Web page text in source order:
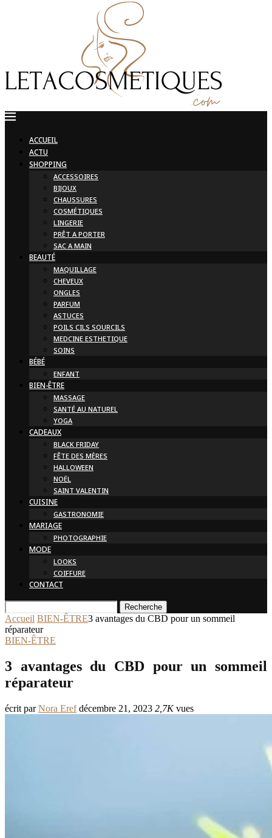
ACCUEIL
ACTU
SHOPPING
ACCESSOIRES
BIJOUX
CHAUSSURES
COSMÉTIQUES
LINGERIE
PRÊT A PORTER
SAC A MAIN
BEAUTÉ
MAQUILLAGE
CHEVEUX
ONGLES
PARFUM
ASTUCES
POILS CILS SOURCILS
MEDCINE ESTHETIQUE
SOINS
BÉBÉ
ENFANT
BIEN-ÊTRE
MASSAGE
SANTÉ AU NATUREL
YOGA
CADEAUX
BLACK FRIDAY
FÊTE DES MÈRES
HALLOWEEN
NOËL
SAINT VALENTIN
CUISINE
GASTRONOMIE
MARIAGE
PHOTOGRAPHIE
MODE
LOOKS
COIFFURE
CONTACT
Recherche
Accueil BIEN-ÊTRE3 avantages du CBD pour un sommeil
réparateur
BIEN-ÊTRE
3 avantages du CBD pour un sommeil
réparateur
écrit parNora Eref décembre 21, 2023 2,7Kvues